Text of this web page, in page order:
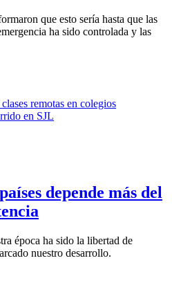
que esto sería hasta que las
ha sido controlada y las
depende más del
época ha sido la libertad de
nuestro desarrollo.